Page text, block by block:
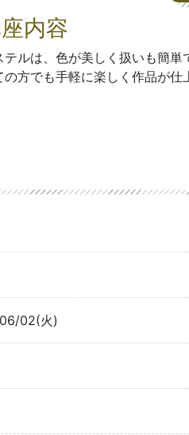
内容
テルは、色が美しく扱いも簡
の方でも手軽に楽しく作品が仕
02(火)